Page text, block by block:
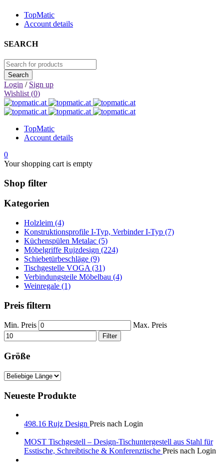
TopMatic
Account details
SEARCH
Login / Sign up
Wishlist (0)
TopMatic
Account details
0
Your shopping cart is empty
Shop filter
Kategorien
Holzleim (4)
Konstruktionsprofile I-Typ, Verbinder I-Typ (7)
Küchenspülen Metalac (5)
Möbelgriffe Rujzdesign (224)
Schiebetürbeschläge (9)
Tischgestelle VOGA (31)
Verbindungsteile Möbelbau (4)
Weinregale (1)
Preis filtern
Min. Preis Max. Preis
Filter
Größe
Neueste Produkte
498.16 Rujz Design Preis nach Login
MOST Tischgestell – Design-Tischuntergestell aus Stahl für
Esstische, Schreibtische & Konferenztische Preis nach Login